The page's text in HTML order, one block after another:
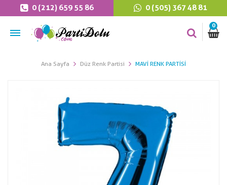
0 (212) 659 55 86 0 (505) 367 48 81
0
Ana Sayfa Düz Renk Partisi MAVI RENK PARTISI